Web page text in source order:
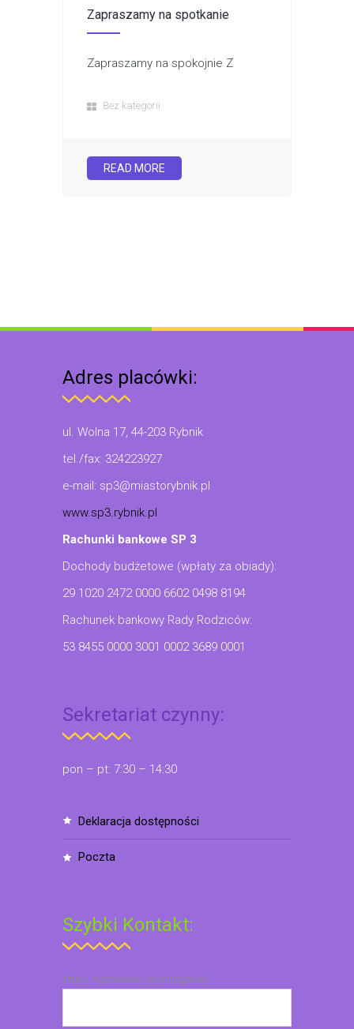
Zapraszamy na spotkanie
Zapraszamy na spokojnie Z
Bez kategorii
READ MORE
Adres placówki:
ul. Wolna 17, 44-203 Rybnik
tel./fax: 324223927
e-mail: sp3@miastorybnik.pl
www.sp3.rybnik.pl
Rachunki bankowe SP 3
Dochody budżetowe (wpłaty za obiady):
29 1020 2472 0000 6602 0498 8194
Rachunek bankowy Rady Rodziców:
53 8455 0000 3001 0002 3689 0001
Sekretariat czynny:
pon – pt: 7:30 – 14:30
deklaracja dostępności
poczta
Szybki Kontakt:
Imię i nazwisko (wymagane)